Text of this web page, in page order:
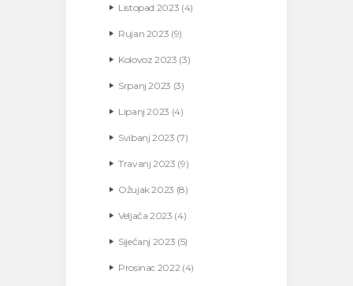
Listopad 2023 (4)
Rujan 2023 (9)
Kolovoz2023 (3)
Srpanj2023 (3)
Lipanj2023 (4)
Svibanj2023 (7)
Travanj2023 (9)
Ožujak2023 (8)
Veljača2023 (4)
Siječanj 2023 (5)
Prosinac 2022 (4)